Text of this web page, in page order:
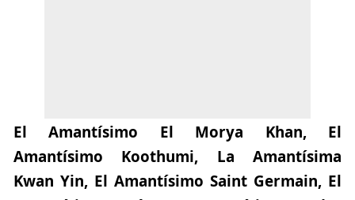
El Amantísimo El Morya Khan, El
Amantísimo Koothumi, La Amantísima
Kwan Yin, El Amantísimo Saint Germain, El